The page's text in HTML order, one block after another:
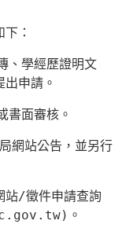
：
、學經歷證明文
申請。
書面審核。
網站公告，並另行
站/徵件申請查詢
) 。